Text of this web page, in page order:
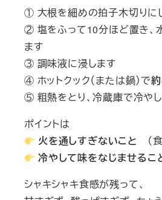
① 大根を細めの拍子木切りに
② 塩をふって10分ほど置き、
ます
③ 調味液に浸します
④ ホットクック（または鍋）で
⑤ 粗熱をとり、冷蔵庫で冷や
ポイントは
火を通しすぎないこと （
冷やして味をなじませるこ
シャキシャキ食感が残って、